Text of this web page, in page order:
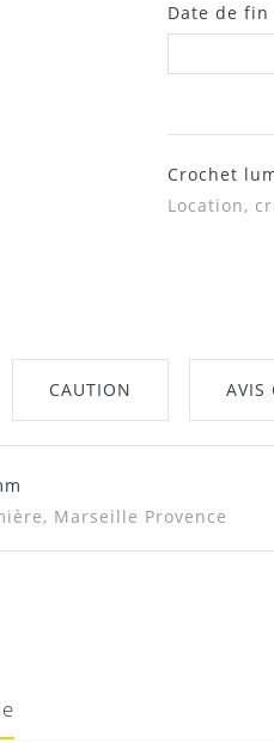
Date de
Crochet
Location,
CAUTION AVIS
Marseille Provence